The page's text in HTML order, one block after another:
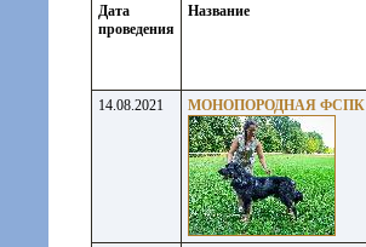
Дата
проведения
Название
14.08.2021
МОНОПОРОДНАЯ ФСПК